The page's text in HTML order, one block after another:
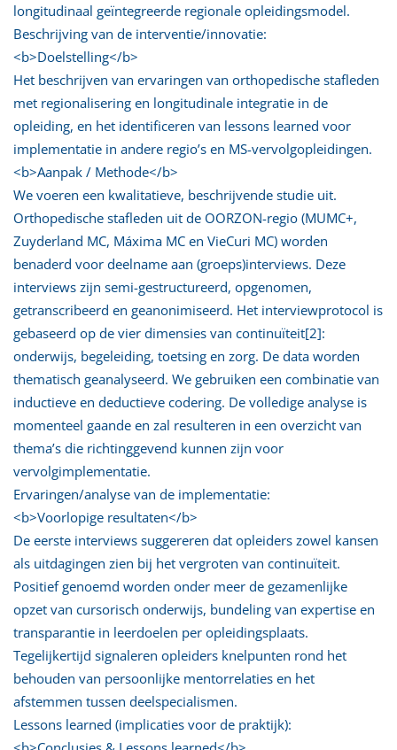
longitudinaal geïntegreerde regionale opleidingsmodel.
Beschrijving van de interventie/innovatie:
<b>Doelstelling</b>
Het beschrijven van ervaringen van orthopedische stafleden
met regionalisering en longitudinale integratie in de
opleiding, en het identificeren van lessons learned voor
implementatie in andere regio’s en MS-vervolgopleidingen.
<b>Aanpak / Methode</b>
We voeren een kwalitatieve, beschrijvende studie uit.
Orthopedische stafleden uit de OORZON-regio (MUMC+,
Zuyderland MC, Máxima MC en VieCuri MC) worden
benaderd voor deelname aan (groeps)interviews. Deze
interviews zijn semi-gestructureerd, opgenomen,
getranscribeerd en geanonimiseerd. Het interviewprotocol is
gebaseerd op de vier dimensies van continuïteit[2]:
onderwijs, begeleiding, toetsing en zorg. De data worden
thematisch geanalyseerd. We gebruiken een combinatie van
inductieve en deductieve codering. De volledige analyse is
momenteel gaande en zal resulteren in een overzicht van
thema’s die richtinggevend kunnen zijn voor
vervolgimplementatie.
Ervaringen/analyse van de implementatie:
<b>Voorlopige resultaten</b>
De eerste interviews suggereren dat opleiders zowel kansen
als uitdagingen zien bij het vergroten van continuïteit.
Positief genoemd worden onder meer de gezamenlijke
opzet van cursorisch onderwijs, bundeling van expertise en
transparantie in leerdoelen per opleidingsplaats.
Tegelijkertijd signaleren opleiders knelpunten rond het
behouden van persoonlijke mentorrelaties en het
afstemmen tussen deelspecialismen.
Lessons learned (implicaties voor de praktijk):